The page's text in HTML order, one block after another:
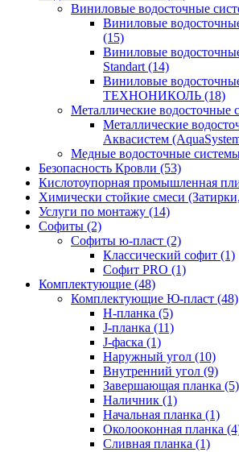
Виниловые водосточные
Виниловые
(15)
Виниловые
Standart (14)
Виниловые
ТЕХНОНИКОЛЬ (18)
Металлические водосточные
Металлические
Аквасистем
Медные водосточные
Безопасность Кровли (53)
Кислотоупорная промышленная
Химически стойкие смеси
Услуги по монтажу (14)
Софиты (2)
Софиты ю-пласт (2)
Классический софит (1)
Софит PRO (1)
Комплектующие (48)
Комплектующие Ю-пласт (48)
H-планка (5)
J-планка (11)
J-фаска (1)
Наружный угол (10)
Внутренний угол (9)
Завершающая планка (5)
Наличник (1)
Начальная планка (1)
Околооконная планка
Сливная планка (1)